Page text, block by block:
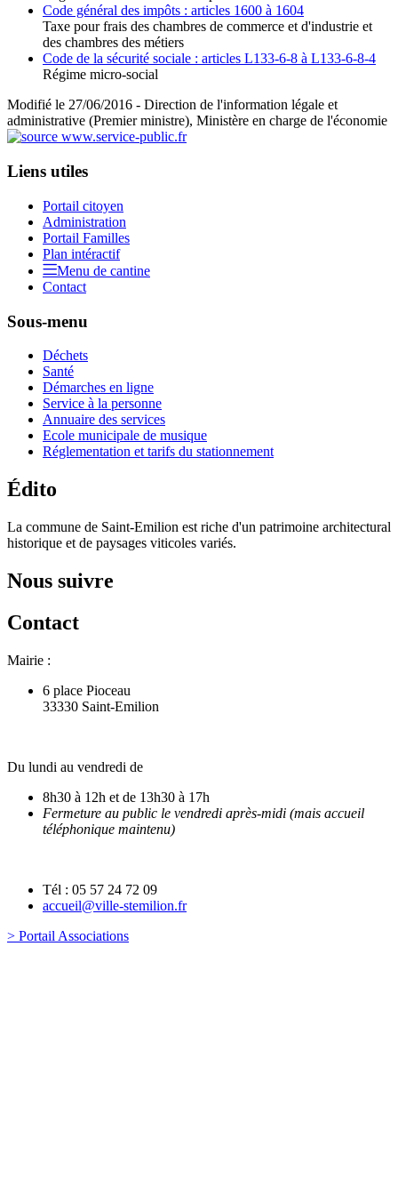
Code général des impôts : articles 1600 à 1604
Taxe pour frais des chambres de commerce et d'industrie et
des chambres des métiers
Code de la sécurité sociale : articles L133-6-8 à L133-6-8-4
Régime micro-social
Modifié le 27/06/2016 - Direction de l'information légale et
administrative (Premier ministre), Ministère en charge de l'économie
Liens utiles
Portail citoyen
Administration
Portail Familles
Plan intéractif
Menu de cantine
Contact
Sous-menu
Déchets
Santé
Démarches en ligne
Service à la personne
Annuaire des services
Ecole municipale de musique
Réglementation et tarifs du stationnement
Édito
La commune de Saint-Emilion est riche d'un patrimoine architectural
historique et de paysages viticoles variés.
Nous suivre
Contact
Mairie :
6 place Pioceau
33330 Saint-Emilion
Du lundi au vendredi de
8h30 à 12h et de 13h30 à 17h
Fermeture au public le vendredi après-midi (mais accueil
téléphonique maintenu)
Tél : 05 57 24 72 09
accueil@ville-stemilion.fr
> Portail Associations